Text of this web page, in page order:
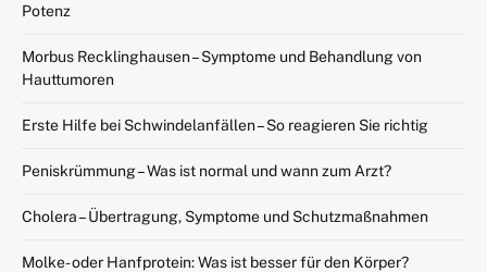
Potenz
Morbus Recklinghausen – Symptome und Behandlung von
Hauttumoren
Erste Hilfe bei Schwindelanfällen – So reagieren Sie richtig
Peniskrümmung – Was ist normal und wann zum Arzt?
Cholera – Übertragung, Symptome und Schutzmaßnahmen
Molke- oder Hanfprotein: Was ist besser für den Körper?